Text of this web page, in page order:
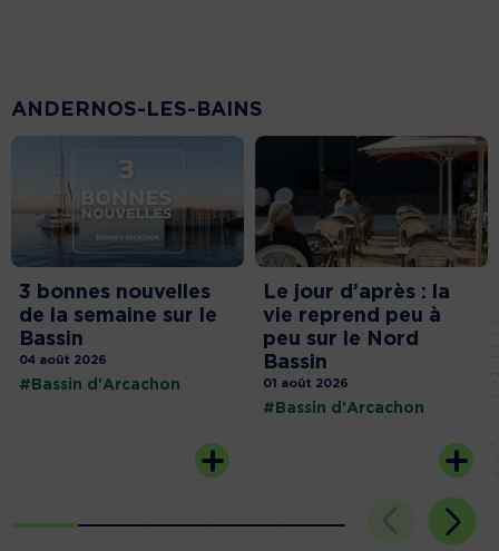
ANDERNOS-LES-BAINS
3 bonnes nouvelles
de la semaine sur le
Bassin
04 août 2026
#Bassin d'Arcachon
Le jour d’après : la
vie reprend peu à
peu sur le Nord
Bassin
01 août 2026
#Bassin d'Arcachon